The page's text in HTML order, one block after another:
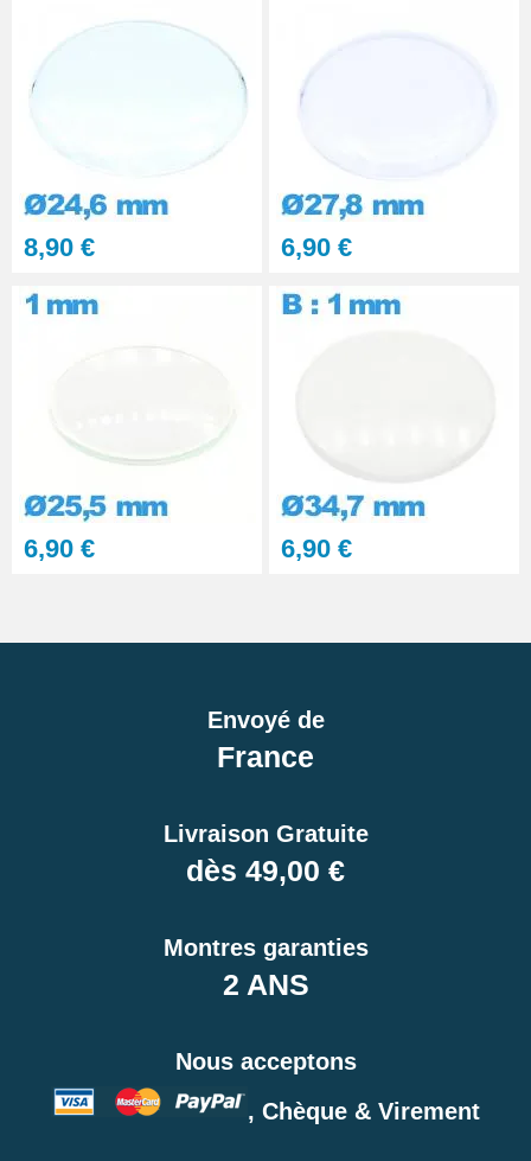
8,90 € 6,90 €
6,90 € 6,90 €
Envoyé de
France
Livraison Gratuite
dès 49,00 €
Montres garanties
2 ANS
Nous acceptons
, Chèque & Virement